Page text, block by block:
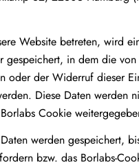
Website betreten, wird
gespeichert, in dem die
oder der Widerruf dieser
Diese Daten werden
Cookie
werden gespeichert,
bzw. das Borlabs-